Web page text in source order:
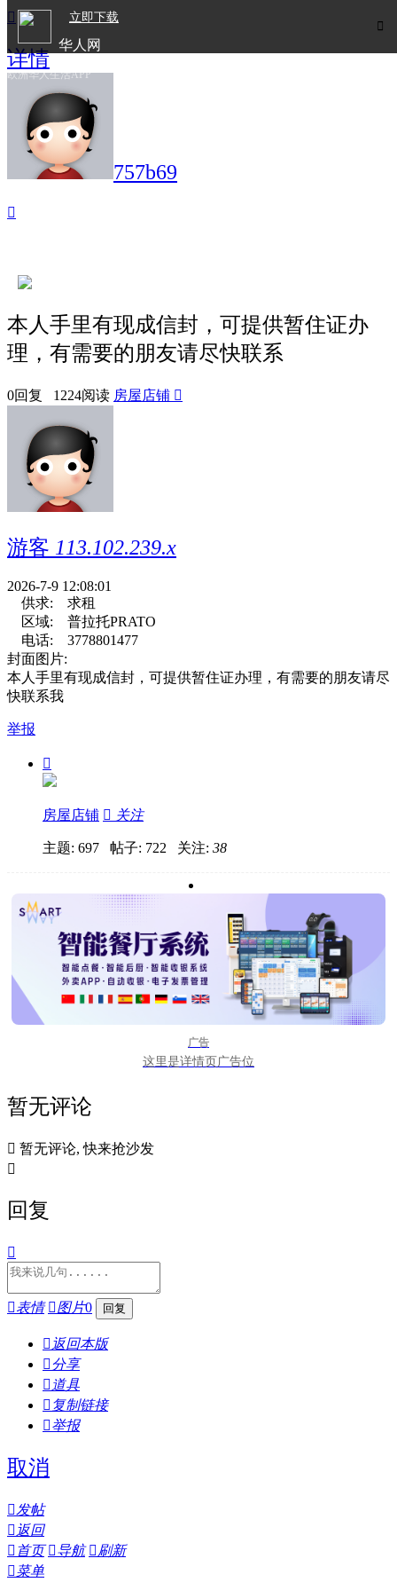

立即下载
华人网
欧洲华人生活APP

详情
757b69

本人手里有现成信封，可提供暂住证办
理，有需要的朋友请尽快联系
0回复 1224阅读 房屋店铺 
游客 113.102.239.x
2026-7-9 12:08:01
供求:
求租
区域:
普拉托PRATO
电话:
3778801477
封面图片:
本人手里有现成信封，可提供暂住证办理，有需要的朋友请尽
快联系我
举报

房屋店铺  关注
主题: 697 帖子: 722 关注: 38
广告
这里是详情页广告位
暂无评论
 暂无评论, 快来抢沙发

回复

表情 图片0
 返回本版
分享
 道具
 复制链接
举报
取消
发帖
 返回
 首页 导航 刷新
菜单